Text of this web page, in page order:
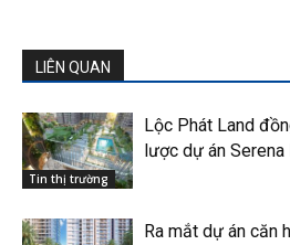
LIÊN QUAN
Tin thị trường
Lộc Phát Land
lược dự án
Ra mắt dự án căn